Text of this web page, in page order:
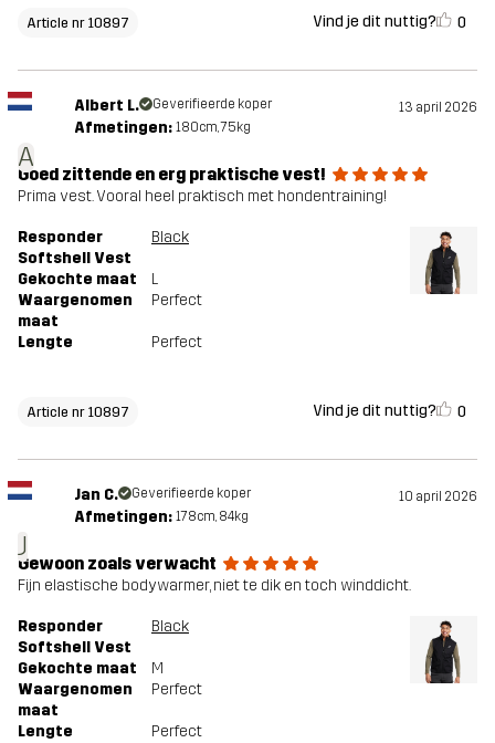
Article nr 10897 Vind je dit nuttig? 0
A
Albert L. Geverifieerde koper 13 april 2026
Afmetingen: 180cm, 75kg
Goed zittende en erg praktische vest!
Prima vest. Vooral heel praktisch met hondentraining!
Responder
Softshell Vest
Black
Gekochte maat
L
Waargenomen
maat
Perfect
Lengte Perfect
Article nr 10897 Vind je dit nuttig? 0
J
Jan C. Geverifieerde koper 10 april 2026
Afmetingen: 178cm, 84kg
Gewoon zoals verwacht
Fijn elastische bodywarmer, niet te dik en toch winddicht.
Responder
Softshell Vest
Black
Gekochte maat
M
Waargenomen
maat
Perfect
Lengte Perfect